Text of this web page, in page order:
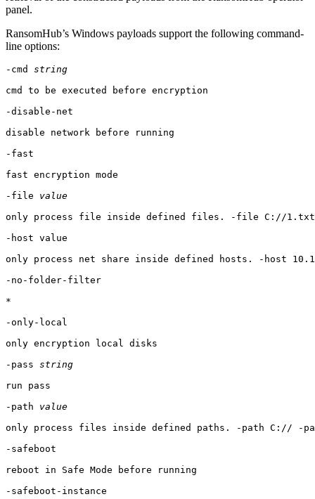
panel.
RansomHub’s Windows payloads support the following command-
line options:
-cmd string
cmd to be executed before encryption
-disable-net
disable network before running
-fast
fast encryption mode
-file value
only process file inside defined files. -file C://
-host value
only process net share inside defined hosts. -host
-no-folder-filter
*
-only-local
only encryption local disks
-pass string
run pass
-path value
only process files inside defined paths. -path C:// -
-safeboot
reboot in Safe Mode before running
-safeboot-instance